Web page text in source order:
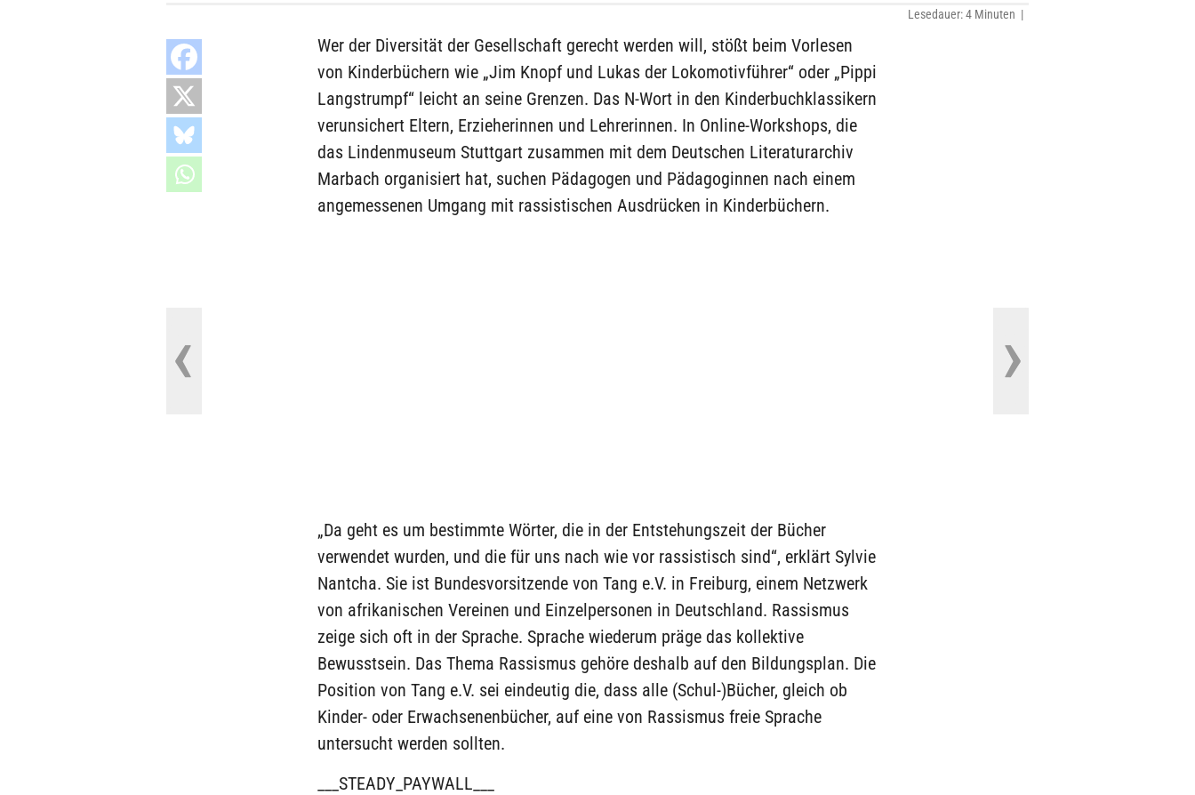
Lesedauer: 4 Minuten |
Wer der Diversität der Gesellschaft gerecht werden will, stößt beim Vorlesen
von Kinderbüchern wie „Jim Knopf und Lukas der Lokomotivführer“ oder „Pippi
Langstrumpf“ leicht an seine Grenzen. Das N-Wort in den Kinderbuchklassikern
verunsichert Eltern, Erzieherinnen und Lehrerinnen. In Online-Workshops, die
das Lindenmuseum Stuttgart zusammen mit dem Deutschen Literaturarchiv
Marbach organisiert hat, suchen Pädagogen und Pädagoginnen nach einem
angemessenen Umgang mit rassistischen Ausdrücken in Kinderbüchern.
„Da geht es um bestimmte Wörter, die in der Entstehungszeit der Bücher
verwendet wurden, und die für uns nach wie vor rassistisch sind“, erklärt Sylvie
Nantcha. Sie ist Bundesvorsitzende von Tang e.V. in Freiburg, einem Netzwerk
von afrikanischen Vereinen und Einzelpersonen in Deutschland. Rassismus
zeige sich oft in der Sprache. Sprache wiederum präge das kollektive
Bewusstsein. Das Thema Rassismus gehöre deshalb auf den Bildungsplan. Die
Position von Tang e.V. sei eindeutig die, dass alle (Schul-)Bücher, gleich ob
Kinder- oder Erwachsenenbücher, auf eine von Rassismus freie Sprache
untersucht werden sollten.
___STEADY_PAYWALL___